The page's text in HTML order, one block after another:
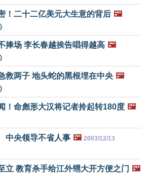
！二十二亿美元大生意的背后 🖼️
捧场 李长春越挨告唱得越高 🖼️
救两子 地头蛇的黑根埋在中央 🖼️
！命彪形大汉将记者拎起转180度 🖼️
央领导不省人事 🖼️ 2003/12/13
立 教育杀手给江外甥大开方便之门 🖼️